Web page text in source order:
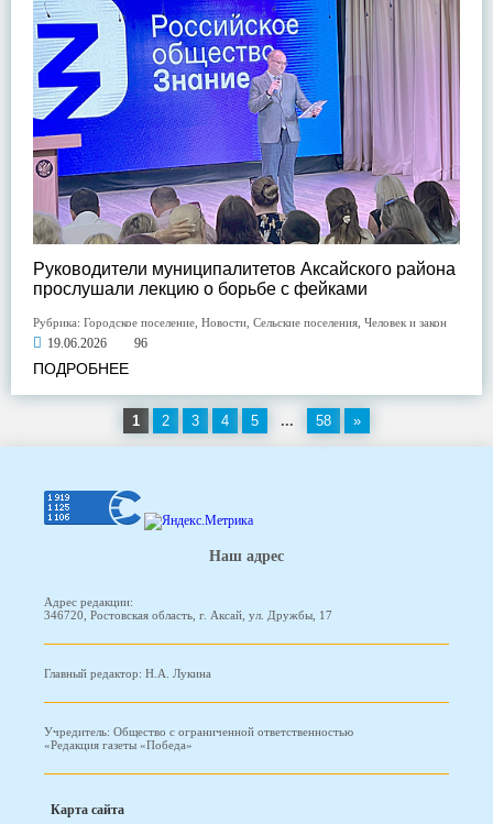
Руководители муниципалитетов Аксайского района
прослушали лекцию о борьбе с фейками
Рубрика: Городское поселение Новости Сельские поселения Человек и закон
19.06.2026 96
ПОДРОБНЕЕ
1 2 3 4 5 ... 58 »
Наш адрес
Адрес редакции:
346720, Ростовская область, г. Аксай, ул. Дружбы, 17
Главный редактор: Н.А. Лукина
Учредитель: Общество с ограниченной ответственностью
«Редакция газеты «Победа»
Карта сайта